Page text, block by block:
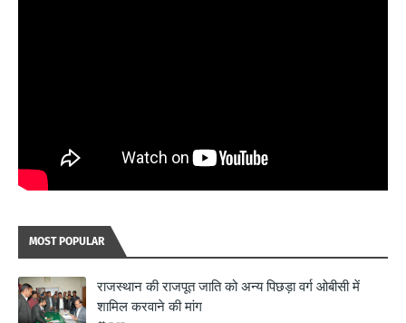
MOST POPULAR
राजस्थान की राजपूत जाति को अन्य पिछड़ा वर्ग ओबीसी में
शामिल करवाने की मांग